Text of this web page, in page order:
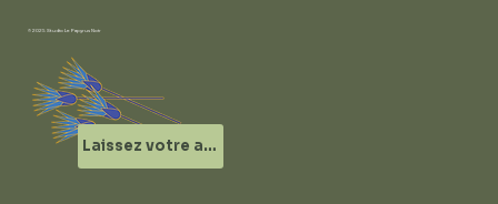
© 2025 Studio Le Papyrus Noir
Laissez votre avis !